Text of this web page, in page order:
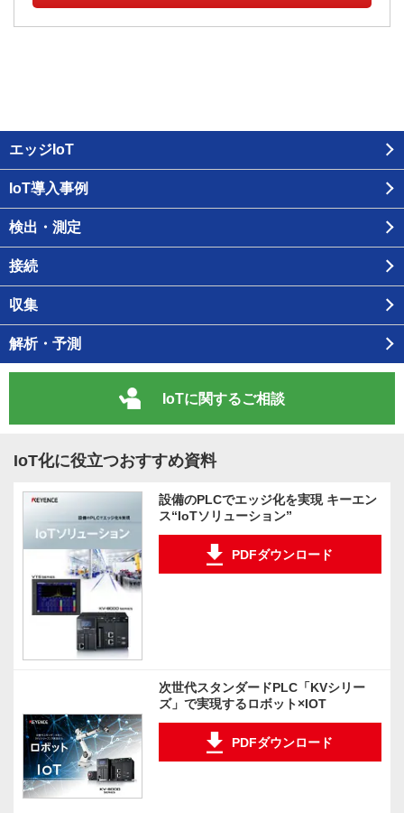
IoTに関するご相談
IoT化に役立つおすすめ資料
設備のPLCでエッジ化を実現 キーエン
ス“IoTソリューション”
PDFダウンロード
次世代スタンダードPLC「KVシリー
ズ」で実現するロボット×IOT
PDFダウンロード
エッジIoT
IoT導入事例
検出・測定
接続
収集
解析・予測